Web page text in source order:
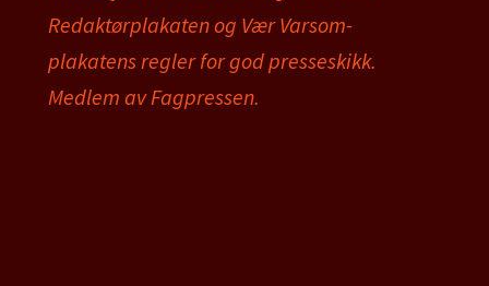
Redaktørplakaten og Vær Varsom-
plakatens regler for god presseskikk.
Medlem av Fagpressen.